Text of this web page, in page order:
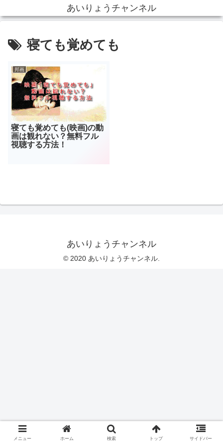
あいりょうチャンネル
寝ても覚めても
邦画
寝ても覚めても(映画)の動
画は観れない？無料フル
視聴する方法！
あいりょうチャンネル
© 2020 あいりょうチャンネル.
メニュー ホーム 検索 トップ サイドバー